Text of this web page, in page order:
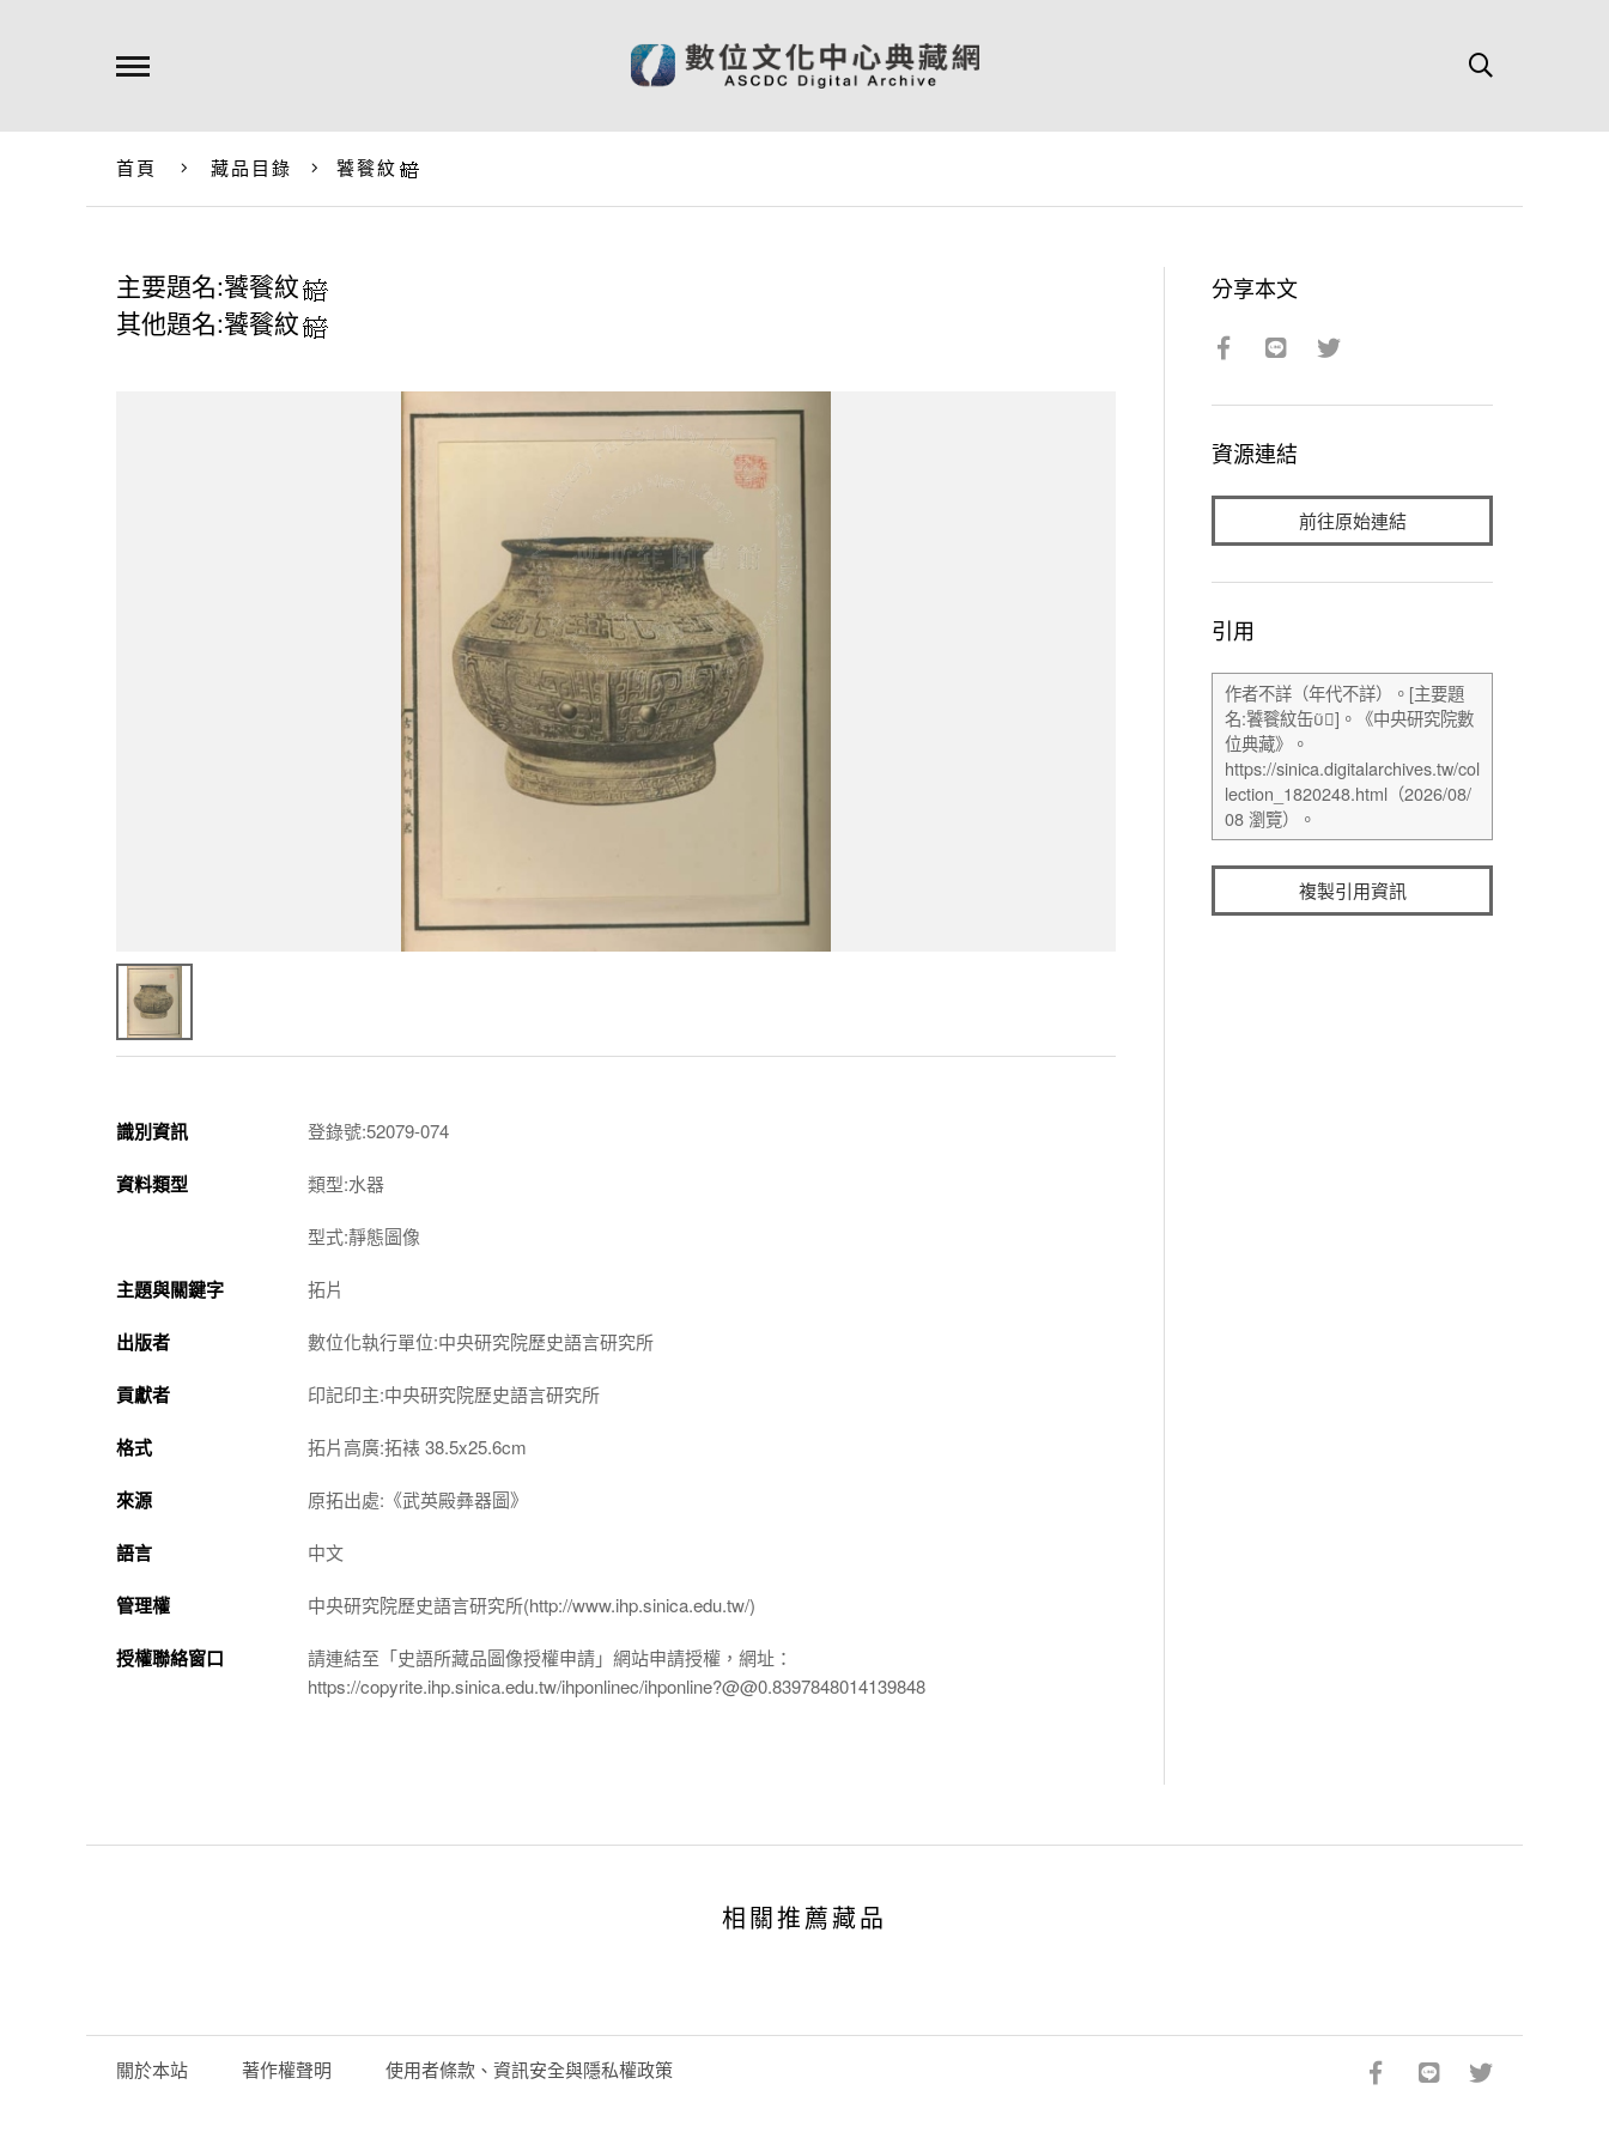
首頁 藏品目錄 饕餮紋
主要題名:饕餮紋
其他題名:饕餮紋
識別資訊 登錄號:52079-074
資料類型 類型:水器
型式:靜態圖像
主題與關鍵字 拓片
出版者 數位化執行單位:中央研究院歷史語言研究所
貢獻者 印記印主:中央研究院歷史語言研究所
格式 拓片高廣:拓裱 38.5x25.6cm
來源 原拓出處:《武英殿彝器圖》
語言 中文
管理權 中央研究院歷史語言研究所(http://www.ihp.sinica.edu.tw/)
授權聯絡窗口
請連結至「史語所藏品圖像授權申請」網站申請授權，網址：
https://copyrite.ihp.sinica.edu.tw/ihponlinec/ihponline?@@0.8397848014139848
分享本文
資源連結
前往原始連結
引用
複製引用資訊
相關推薦藏品
關於本站 著作權聲明 使用者條款、資訊安全與隱私權政策